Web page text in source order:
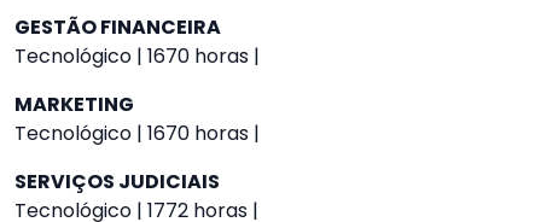
GESTÃO FINANCEIRA
Tecnológico | 1670 horas |
MARKETING
Tecnológico | 1670 horas |
SERVIÇOS JUDICIAIS
Tecnológico | 1772 horas |